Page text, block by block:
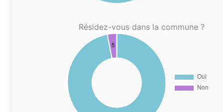
Résidez-vous dans la commune ?